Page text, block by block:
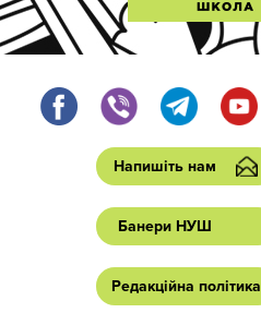
Напишіть нам
Банери НУШ
Редакційна політика